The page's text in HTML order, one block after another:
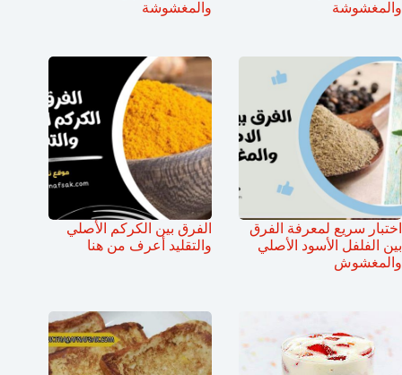
والمغشوشة
والمغشوشة
اختبار سريع لمعرفة الفرق
بين الفلفل الأسود الأصلي
والمغشوش
الفرق بين الكركم الأصلي
والتقليد أعرف من هنا